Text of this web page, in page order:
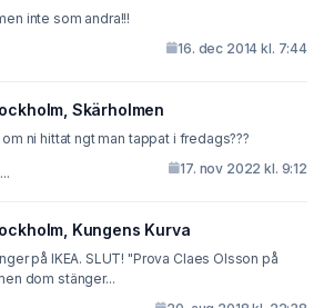
inte som andra!!!
16. dec 2014 kl. 7:44
Skärholmen
ni hittat ngt man tappat i fredags???
17. nov 2022 kl. 9:12
Kungens Kurva
på IKEA. SLUT! "Prova Claes Olsson på
dom stänger...